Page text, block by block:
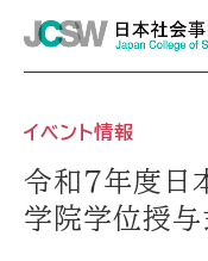
イベント情報
令和７年度日
学院学位授与